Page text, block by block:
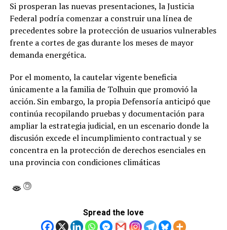
Si prosperan las nuevas presentaciones, la Justicia
Federal podría comenzar a construir una línea de
precedentes sobre la protección de usuarios vulnerables
frente a cortes de gas durante los meses de mayor
demanda energética.
Por el momento, la cautelar vigente beneficia
únicamente a la familia de Tolhuin que promovió la
acción. Sin embargo, la propia Defensoría anticipó que
continúa recopilando pruebas y documentación para
ampliar la estrategia judicial, en un escenario donde la
discusión excede el incumplimiento contractual y se
concentra en la protección de derechos esenciales en
una provincia con condiciones climáticas
Spread the love